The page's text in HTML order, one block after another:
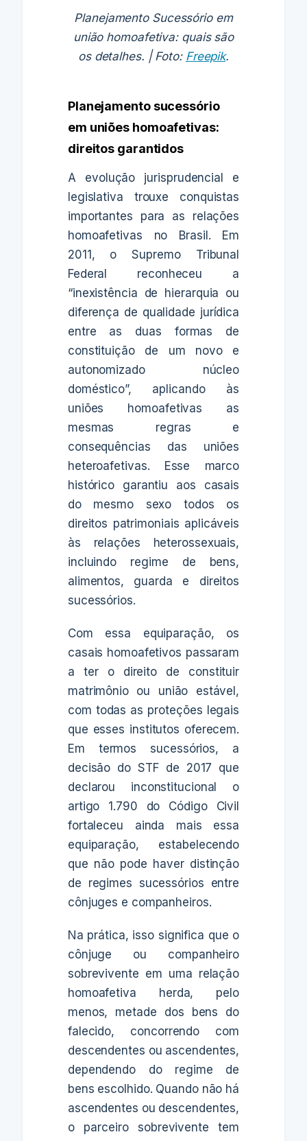
Planejamento Sucessório em
união homoafetiva: quais são
os detalhes. | Foto: Freepik.
Planejamento sucessório
em uniões homoafetivas:
direitos garantidos
A evolução jurisprudencial e
legislativa trouxe conquistas
importantes para as relações
homoafetivas no Brasil. Em
2011, o Supremo Tribunal
Federal reconheceu a
“inexistência de hierarquia ou
diferença de qualidade jurídica
entre as duas formas de
constituição de um novo e
autonomizado núcleo
doméstico”, aplicando às
uniões homoafetivas as
mesmas regras e
consequências das uniões
heteroafetivas. Esse marco
histórico garantiu aos casais
do mesmo sexo todos os
direitos patrimoniais aplicáveis
às relações heterossexuais,
incluindo regime de bens,
alimentos, guarda e direitos
sucessórios.
Com essa equiparação, os
casais homoafetivos passaram
a ter o direito de constituir
matrimônio ou união estável,
com todas as proteções legais
que esses institutos oferecem.
Em termos sucessórios, a
decisão do STF de 2017 que
declarou inconstitucional o
artigo 1.790 do Código Civil
fortaleceu ainda mais essa
equiparação, estabelecendo
que não pode haver distinção
de regimes sucessórios entre
cônjuges e companheiros.
Na prática, isso significa que o
cônjuge ou companheiro
sobrevivente em uma relação
homoafetiva herda, pelo
menos, metade dos bens do
falecido, concorrendo com
descendentes ou ascendentes,
dependendo do regime de
bens escolhido. Quando não há
ascendentes ou descendentes,
o parceiro sobrevivente tem